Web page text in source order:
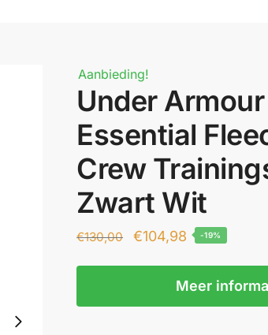
Aanbieding!
Under Armour
Essential
Crew
Zwart Wit
€130,00 €104,98 -19%
Meer